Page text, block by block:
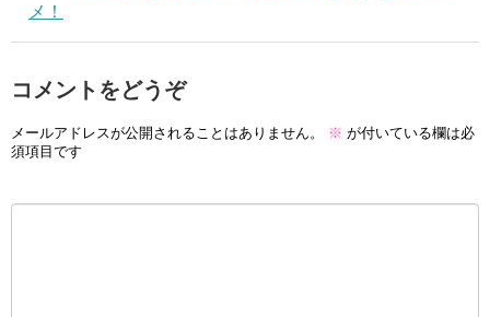
メ！
コメントをどうぞ
メールアドレスが公開されることはありません。 ※ が付いている欄は必
須項目です